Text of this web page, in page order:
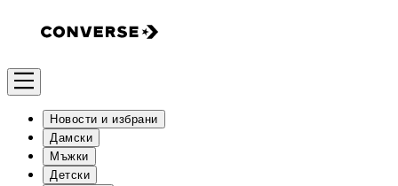
Новости и избрани
Дамски
Мъжки
Детски